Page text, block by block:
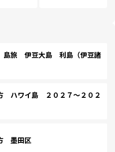
旅 伊豆大島 利島（伊豆諸
ハワイ島 ２０２７～２０２
墨田区